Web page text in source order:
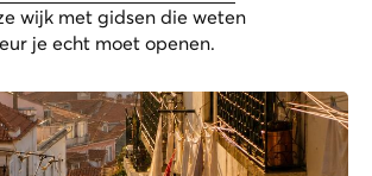
wijk met gidsen die weten
je echt moet openen.